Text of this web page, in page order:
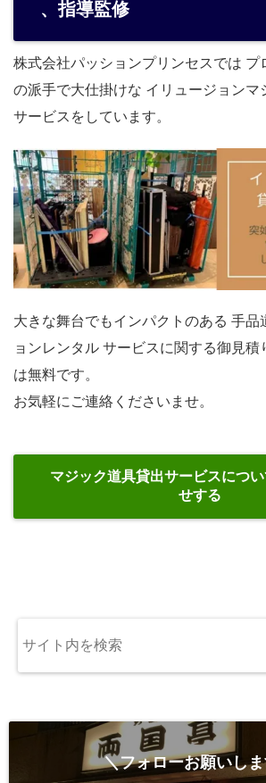
、指導監修
株式会社パッションプリンセスでは プ
の派手で大仕掛けな イリュージョンマ
サービスをしています。
大きな舞台でもインパクトのある 手品
ョンレンタル サービスに関する御見積
は無料です。
お気軽にご連絡くださいませ。
マジック道具貸出サービスにつ
せする
＼フォローお願いし